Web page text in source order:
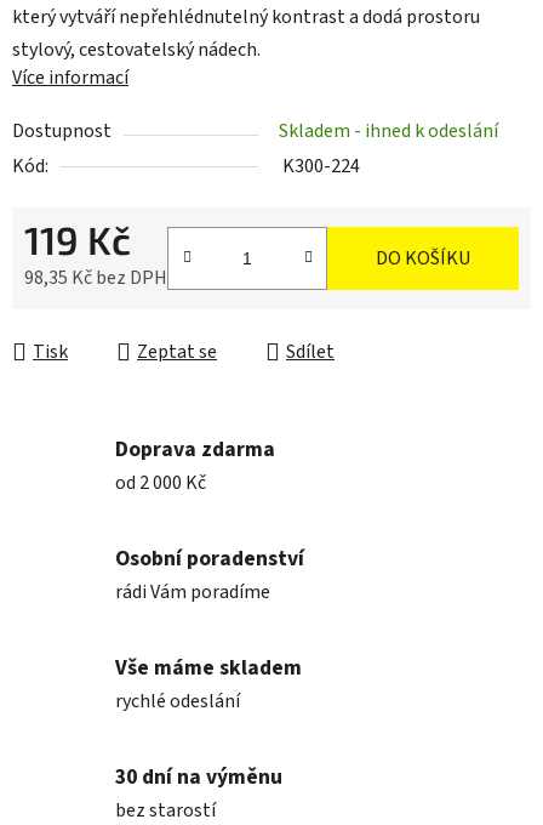
který vytváří nepřehlédnutelný kontrast a dodá prostoru
stylový, cestovatelský nádech.
Více informací
Dostupnost
Skladem - ihned k odeslání
Kód:
K300-224
119 Kč
98,35 Kč bez DPH
DO KOŠÍKU
Tisk Zeptat se Sdílet
Doprava zdarma
od 2 000 Kč
Osobní poradenství
rádi Vám poradíme
Vše máme skladem
rychlé odeslání
30 dní na výměnu
bez starostí